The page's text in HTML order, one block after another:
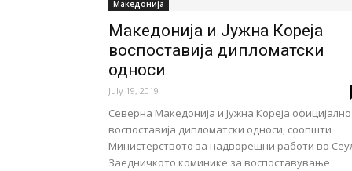
Македонија
Македонија и Јужна Кореја
воспоставија дипломатски
односи
July 19, 2019
Северна Македонија и Јужна Кореја официјално
воспоставија дипломатски односи, соопшти
Министерството за надворешни работи во
Заедничкото коминике за воспоставување